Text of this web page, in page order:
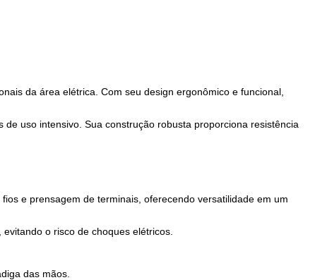
da área elétrica. Com seu design ergonômico e funcional,
uso intensivo. Sua construção robusta proporciona resistência
e prensagem de terminais, oferecendo versatilidade em um
o risco de choques elétricos.
das mãos.